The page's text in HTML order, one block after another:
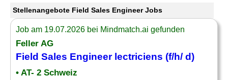
Stellenangebote Field Sales Engineer Jobs
Job am 19.07.2026 bei Mindmatch.ai gefunden
Feller AG
Field Sales Engineerlectriciens (f/h/ d)
• AT- 2 Schweiz